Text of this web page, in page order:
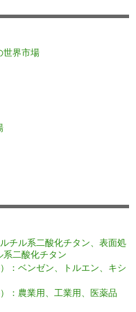
世界市場
チル系二酸化チタン、表面処
二酸化チタン
：ベンゼン、トルエン、キシ
：農業用、工業用、医薬品